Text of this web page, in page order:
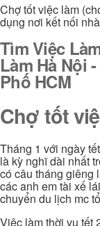
Chợ tốt việc làm
dụng nơi kết nối
Tìm Việc
Làm Hà Nội
Phố HCM
Chợ tốt
Tháng 1 với ngày
là kỳ nghĩ dài nhất
có câu tháng giêng
các anh em tài xế
chuyển du lịch mc
Việc làm thời vụ tết